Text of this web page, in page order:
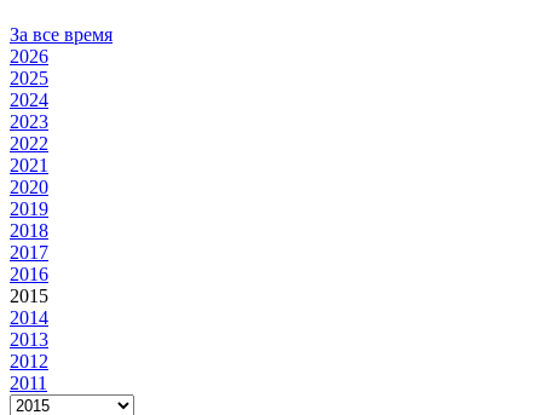
За все время
2026
2025
2024
2023
2022
2021
2020
2019
2018
2017
2016
2015
2014
2013
2012
2011